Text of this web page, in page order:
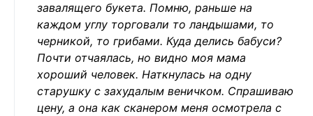
завалящего букета. Помню, раньше на
каждом углу торговали то ландышами, то
черникой, то грибами. Куда делись бабуси?
Почти отчаялась, но видно моя мама
хороший человек. Наткнулась на одну
старушку с захудалым веничком. Спрашиваю
цену, а она как сканером меня осмотрела с